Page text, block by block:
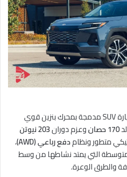
كسيارة SUV مدمجة بمحرك بنزين قوي
170 حصان وعزم دوران
203 نيوتن
متطور ونظامدفع رباعي (AWD)
،
التي يمتد نشاطها من وسط
والطرق الوعرة.